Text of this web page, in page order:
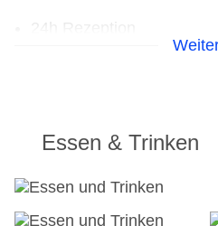
Garage: gegen Gebühr
Garten: ohne Gebühr
WLAN/WiFi im Hotel
Lift
Essen & Trinken